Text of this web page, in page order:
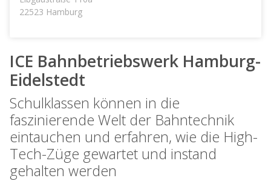
22523 Hamburg
ICE Bahnbetriebswerk Hamburg-
Eidelstedt
Schulklassen können in die
faszinierende Welt der Bahntechnik
eintauchen und erfahren, wie die High-
Tech-Züge gewartet und instand
gehalten werden